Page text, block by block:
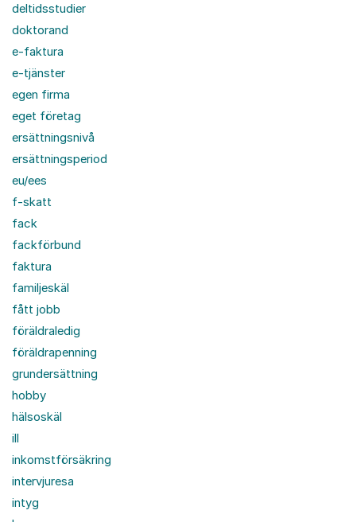
deltidsstudier
doktorand
e-faktura
e-tjänster
egen firma
eget företag
ersättningsnivå
ersättningsperiod
eu/ees
f-skatt
fack
fackförbund
faktura
familjeskäl
fått jobb
föräldraledig
föräldrapenning
grundersättning
hobby
hälsoskäl
ill
inkomstförsäkring
intervjuresa
intyg